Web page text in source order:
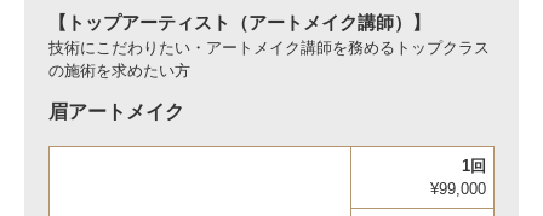
【 トップアーティスト（アートメイク講師） 】
技術にこだわりたい・アートメイク講師を務めるトップクラス
の施術を求めたい方
眉アートメイク
1回
¥99,000